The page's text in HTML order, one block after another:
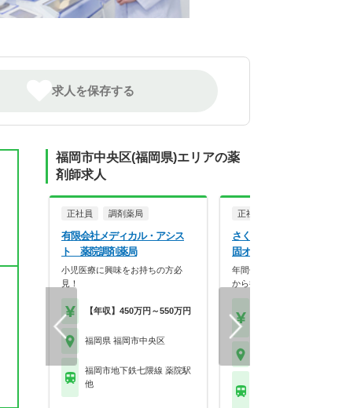
求人を保存する
福岡市中央区(福岡県)エリアの薬
剤師求人
正社員 調剤薬局
有限会社メディカル・アシス
ト 薬院調剤薬局
小児医療に興味をお持ちの方必
見！
【年収】450万円～550万円
福岡県 福岡市中央区
福岡市地下鉄七隈線 薬院駅
他
正社員
さくらフォレスト株式会
固オフィス
年間休日120日☆土日祝休み
から徒歩8分♪マイ…